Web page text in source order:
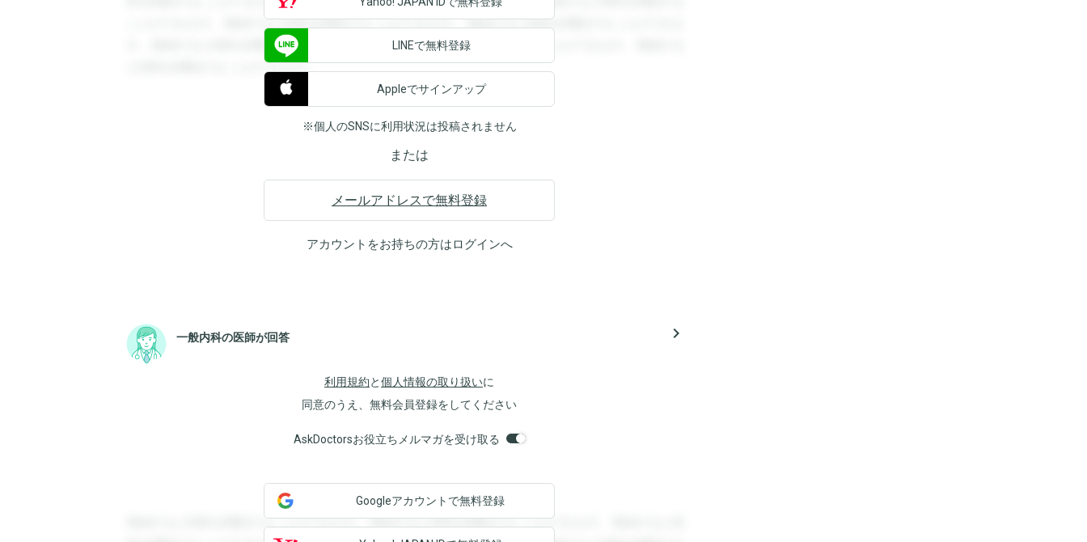
ことができます。登録すると回答を閲覧することができます。登録すると回答を閲覧することができま
す。登録すると回答を閲覧することができます。登録すると回答を閲覧することができます。登録する
と回答を閲覧することができます。
LINEで無料登録
Appleでサインアップ
※個人のSNSに利用状況は投稿されません
または
メールアドレスで無料登録
アカウントをお持ちの方はログインへ
一般内科の医師が回答 navigate_next
利用規約と個人情報の取り扱いに
同意のうえ、無料会員登録をしてください
AskDoctorsお役立ちメルマガを受け取る
登録すると回答を閲覧することができます。登録すると回答を閲覧することができます。登録すると回
Googleアカウントで無料登録